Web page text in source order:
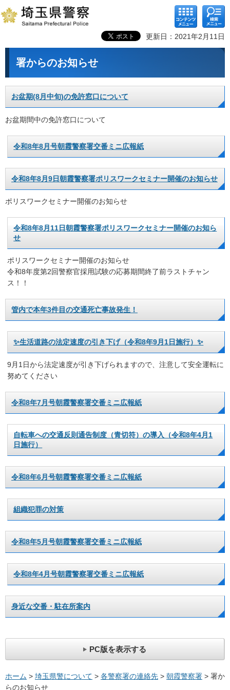
コンテ
ンツメ
ニュー
検索メ
ニュー
更新日：2021年2月11日
署からのお知らせ
お盆期(8月中旬)の免許窓口について
お盆期間中の免許窓口について
令和8年8月号朝霞警察署交番ミニ広報紙
令和8年8月9日朝霞警察署ポリスワークセミナー開催のお知らせ
ポリスワークセミナー開催のお知らせ
令和8年8月11日朝霞警察署ポリスワークセミナー開催のお知ら
せ
ポリスワークセミナー開催のお知らせ
令和8年度第2回警察官採用試験の応募期間終了前ラストチャン
ス！！
管内で本年3件目の交通死亡事故発生！
✨生活道路の法定速度の引き下げ（令和8年9月1日施行）✨
9月1日から法定速度が引き下げられますので、注意して安全運転に
努めてください
令和8年7月号朝霞警察署交番ミニ広報紙
自転車への交通反則通告制度（青切符）の導入（令和8年4月1
日施行）
令和8年6月号朝霞警察署交番ミニ広報紙
組織犯罪の対策
令和8年5月号朝霞警察署交番ミニ広報紙
令和8年4月号朝霞警察署交番ミニ広報紙
身近な交番・駐在所案内
PC版を表示する
ホーム > 埼玉県警について > 各警察署の連絡先 > 朝霞警察署 > 署か
らのお知らせ